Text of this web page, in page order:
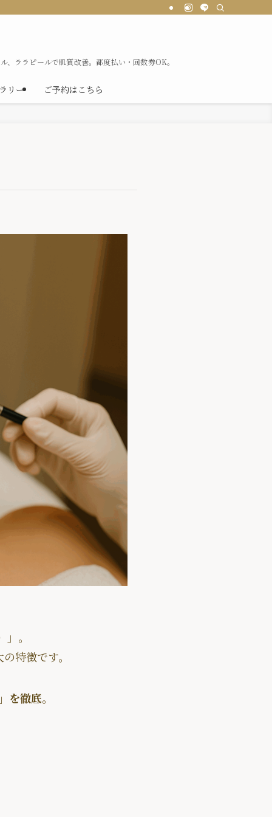
、ララピールで肌質改善。都度払い・回数券OK。
リー ご予約はこちら
。
特徴です。
を徹底。